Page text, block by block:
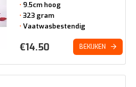
9.5cm hoog
323 gram
Vaatwasbestendig
€14.50 BEKIJKEN